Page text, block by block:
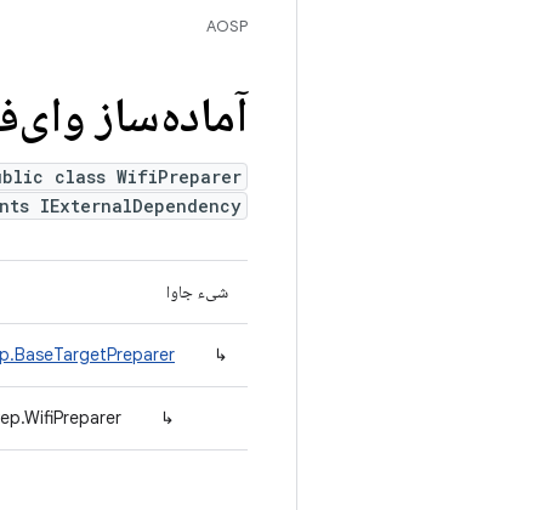
AOSP
آماده‌ساز
class WifiPreparer
IExternalDependency
شیء جاوا
↳
↳